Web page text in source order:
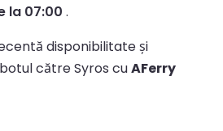
la 07:00 .
disponibilitate și
către Syros cuAFerry